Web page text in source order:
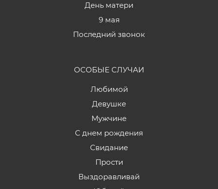
День матери
9 мая
Последний звонок
ОСОБЫЕ СЛУЧАИ
Любимой
Девушке
Мужчине
С днем рождения
Свидание
Прости
Выздоравливай